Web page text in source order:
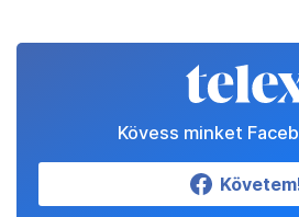
Kövess minket